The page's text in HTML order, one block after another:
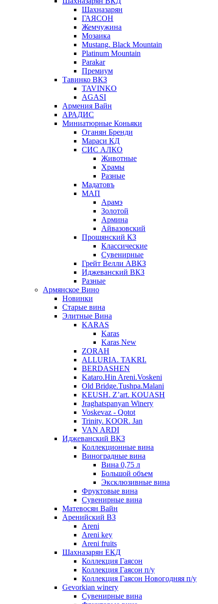
Шахназарян
ГАЯСОН
Жемчужина
Мозаика
Mustang. Black Mountain
Platinum Mountain
Parakar
Премиум
Тавинко ВКЗ
TAVINKO
AGASI
Армения Вайн
АРАДИС
Миниатюрные Коньяки
Оганян Бренди
Мараси КД
СИС АЛКО
Животные
Храмы
Разные
Мадатовъ
МАП
Арамэ
Золотой
Армина
Айвазовский
Прошянский КЗ
Классические
Сувенирные
Грейт Велли АВКЗ
Иджеванский ВКЗ
Разные
Армянское Вино
Новинки
Старые вина
Элитные Вина
KARAS
Karas
Karas New
ZORAH
ALLURIA. TAKRI.
BERDASHEN
Kataro.Hin Areni.Voskeni
Old Bridge.Tushpa.Malani
KEUSH. Z’art. KOUASH
Jraghatspanyan Winery
Voskevaz - Qotot
Trinity. KOOR. Jan
VAN ARDI
Иджеванский ВКЗ
Коллекционные вина
Виноградные вина
Вина 0,75 л
Большой объем
Эксклюзивные вина
Фруктовые вина
Cувенирные вина
Матевосян Вайн
Аренийский ВЗ
Areni
Areni key
Areni fruits
Шахназарян ЕКД
Коллекция Гаясон
Коллекция Гаясон п/у
Коллекция Гаясон Новогодняя п/у
Gevorkian winery
Сувенирные вина